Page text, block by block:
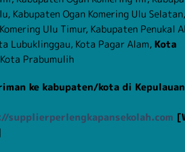
Kabupaten Ogan Komering Ulu Selatan,
Ulu Timur, Kabupaten Penukal
Lubuklinggau, Kota Pagar Alam, Kota
Prabumulih
ke kabupaten/kota di Kepulauan
supplierperlengkapansekolah.com